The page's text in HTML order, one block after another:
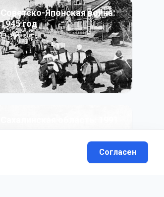
Советско-Японская война:
1945 год
50фото
- н.в.
Согласен